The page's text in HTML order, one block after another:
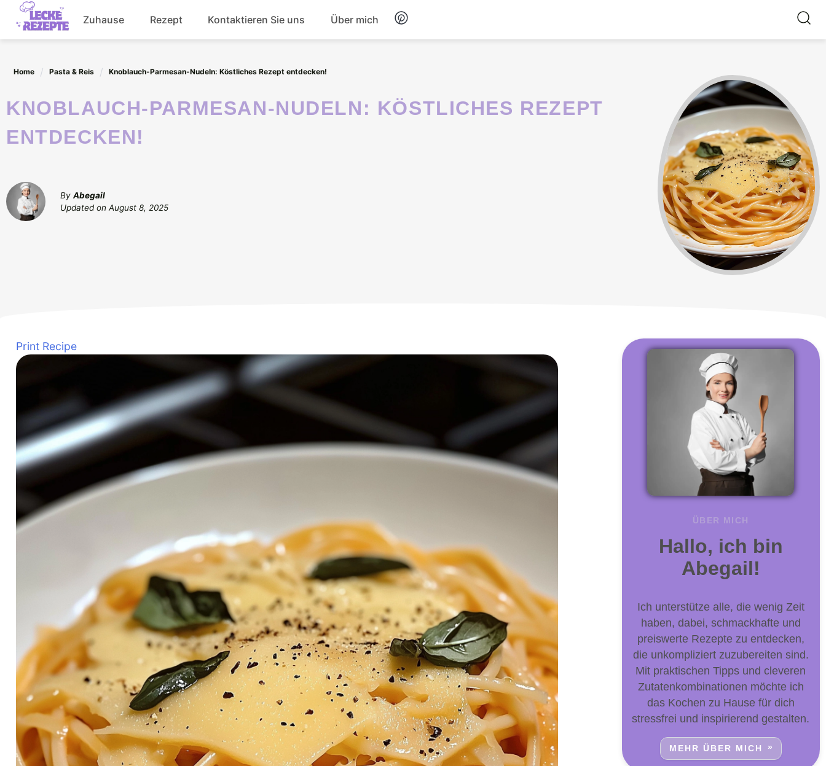
Skip
content
Zuhause Rezept Kontaktieren Sie uns Über mich
Home Pasta & Reis Knoblauch-Parmesan-Nudeln: Köstliches Rezept entdecken!
KNOBLAUCH-PARMESAN-NUDELN: KÖSTLICHES REZEPT
ENTDECKEN!
By Abegail
Updated on August 8, 2025
Print Recipe
ÜBER MICH
Hallo, ich bin
Abegail!
Ich unterstütze alle, die wenig Zeit
haben, dabei, schmackhafte und
preiswerte Rezepte zu entdecken,
die unkompliziert zuzubereiten sind.
Mit praktischen Tipps und cleveren
Zutatenkombinationen möchte ich
das Kochen zu Hause für dich
stressfrei und inspirierend gestalten.
MEHR ÜBER MICH